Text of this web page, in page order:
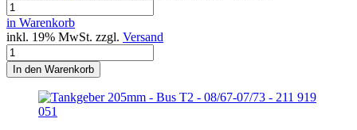
in Warenkorb
inkl. 19% MwSt. zzgl. Versand
In den Warenkorb